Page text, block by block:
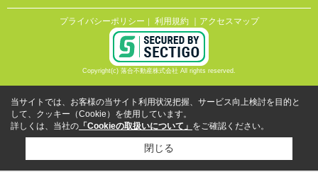
プライバシーポリシー ｜ 利用規約 ｜アクセスマップ
Copyright(c) 落合不動産株式会社 All rights reserved.
当サイトでは、お客様の当サイト利用状況把握、サービス向上検討を目的と
して、クッキー（Cookie）を使用しています。
詳しくは、当社の 「Cookieの取扱いについて」 をご確認ください。
閉じる